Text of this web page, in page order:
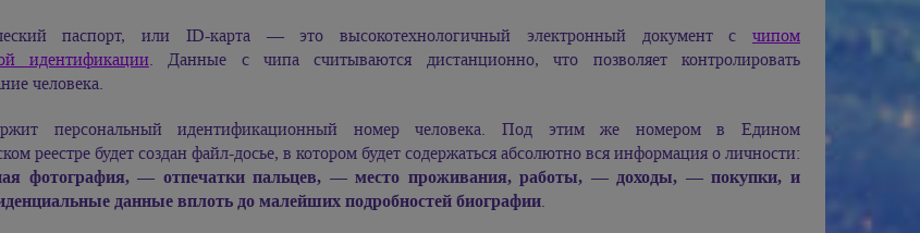
паспорт, или ID-карта — это высокотехнологичный электронный документ с чипом
идентификации. Данные с чипа считываются дистанционно, что позволяет контролировать
человека.
персональный идентификационный номер человека. Под этим же номером в Едином
реестре будет создан файл-досье, в котором будет содержаться абсолютно вся информация о личности:
фотография, — отпечатки пальцев, — место проживания, работы, — доходы, — покупки, и
данные вплоть до малейших подробностей биографии.